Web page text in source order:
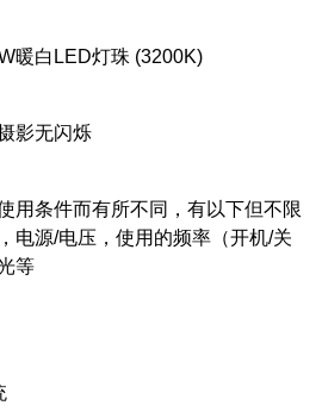
暖白LED灯珠 (3200K)
影无闪烁
用条件而有所不同，有以下但不限
电源/电压，使用的频率（开机/关
等